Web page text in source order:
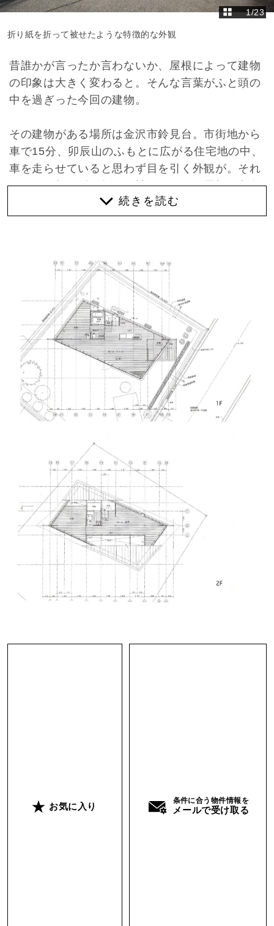
1/23
折り紙を折って被せたような特徴的な外観
昔誰かが言ったか言わないか、屋根によって建物
の印象は大きく変わると。そんな言葉がふと頭の
中を過ぎった今回の建物。
その建物がある場所は金沢市鈴見台。市街地から
車で15分、卯辰山のふもとに広がる住宅地の中、
車を走らせていると思わず目を引く外観が。それ
はまるで折り紙を折って被せたような屋根が印象
的な一軒家が現れます。南側壁面は全面窓と大胆
な設計ですが、建物を覆うように敷地の半分以上
玄関から室内に足を踏み入れると、目の前には光
に満たされた空間が広がります。ダイナミックな
外観とは対照的に、室内には木のあたたかさとリ
ズムよく配置された窓から差し込む光が相まっ
て、柔らかな雰囲気を纏い、ここが住宅地の中に
ある一軒家と忘れるほど。
間取りはシンプル、1階は20帖のLDK、8帖の洋室
とトイレと浴室。
2階は8帖の洋室とトイレと15帖ほどのホール・納
戸の木造2階建て。
リビング・ダイニングには吹き抜け、壁は斜めに
パースが効いている空間だからか、その面積以上
の大きさを感じさせられます。
1階の洋室には手洗器と脱衣所に向かう扉が配置
されており、あまり馴染みのないレイアウトとな
っています。以前入居されていた方が車椅子での
生活をする為に設計されたレイアウトとなってお
ンだけではなく車椅子での生活も計算された設計
お気に入り
条件に合う物件情報を
メールで受け取る